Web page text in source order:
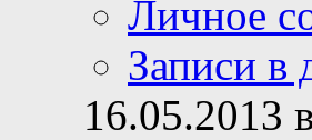
Личное
Записи в
16.05.2013